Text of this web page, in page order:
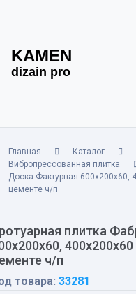
KAMEN
dizain pro
Главная Каталог
Вибропрессованная плитка
Доска Фактурная
цементе ч/п
плитка
ч/п
товара: 33281